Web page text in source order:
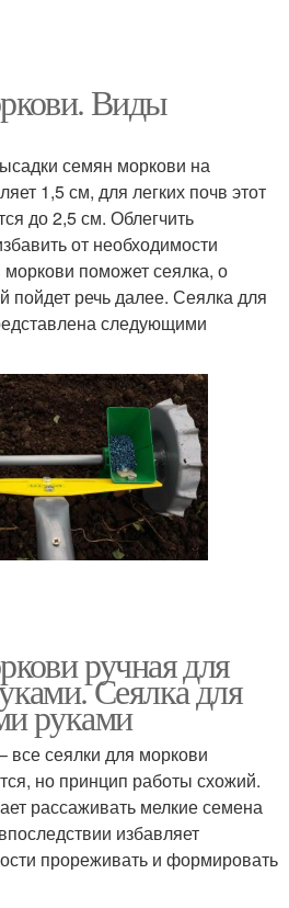
Виды
семян моркови на
1,5 см, для легких почв этот
до 2,5 см. Облегчить
от необходимости
поможет сеялка, о
пойдет речь далее. Сеялка для
следующими
ручная для
Сеялка для
руками
все сеялки для моркови
но принцип работы схожий.
рассаживать мелкие семена
избавляет
прореживать и формировать